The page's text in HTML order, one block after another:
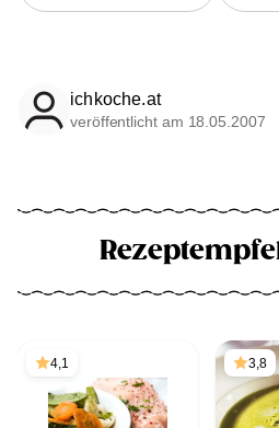
ichkoche.at
veröffentlicht am 18.05.2007
4,1 3,8